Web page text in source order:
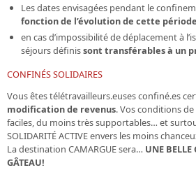
Les dates envisagées pendant le
fonction de l’évolution de cette période
en cas d’impossibilité de déplacement à
séjours définissont transférables à un
CONFINÉS SOLIDAIRES
Vous êtes télétravailleurs.euses confiné.es
modification de revenus. Vos conditions
faciles, du moins très supportables… et
SOLIDARITÉ ACTIVE envers les moins
La destination CAMARGUE sera… UNE BELLE
GÂTEAU!